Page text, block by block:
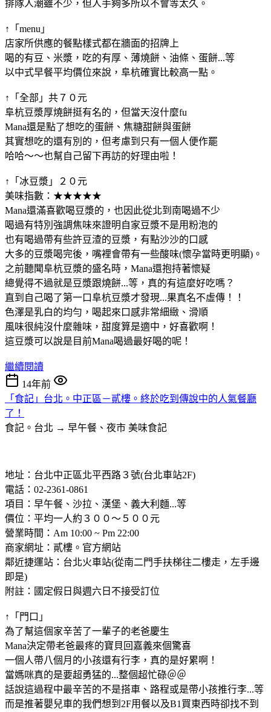
排隊人潮雖不少，但人手夠多所以不會等太久。
↑「menu」
店家所供應的餐點樣式都在牆面的招牌上
喝的有豆、米漿，吃的有厚、薄燒餅、油條、蛋餅...等
以中式早餐平均價位來說，阜杭確實比較高一點。
↑「全部」共７０元
阜杭豆漿厚燒餅挺有名的，但當天沒什麼fu
Mana還是點了想吃的蛋餅、焦糖甜餅與蛋餅
其實想吃的還有別的，但考慮到只有一個人便作罷
哈哈～～也幫自己留下再訪的好理由啦！
↑「冰豆漿」２０元
美味指數：★★★★★
Mana還滿喜歡喝豆漿的，也因此從北到南喝過不少
喝過有特別強調焦味來證明自家豆漿不是用粉泡的
也有喝過帶有些許豆渣的豆漿，有點沙沙的口感
大多的豆漿喝完後，嘴裡會帶有一些酸味(懷孕當時更明顯)。
之前聽聞阜杭豆漿的盛名時，Mana還抱持著懷疑
總覺得不過就是豆漿跟燒餅...等，真的有這麼好吃嗎？
直到自己喝了第一口阜杭豆漿才發現...果真名不虛傳！！
色澤是乳白的均勻，喝起來口感非常細緻、滑順
風味很純沒什麼雜味，甜度算是適中，好喜歡啊！
這豆漿可以說是目前Mana喝過最好喝的呢！
繼續閱讀
14年前
「食記」台北。中正區－貳樓。終於吃到傳說中的人氣餐廳
了！
食記。台北 → 早午餐、夜市 美味食記
地址：台北中正區北平西路３號(台北車站2F)
電話：02-2361-0861
項目：早午餐、沙拉、漢堡、義大利麵...等
價位：平均一人約３００～５００元
營業時間：Am 10:00 ~ Pm 22:00
商家網址：貳樓。官方網站
鄰近捷運站：台北火車站(從南二門手扶梯往二樓走，左手邊
即是)
附註：國定假日與週六日不接受訂位
↑「門口」
為了幫這個家辛苦了一輩子的老爸慶生
Mana決定帶老爸最疼的寶貝回嘉義來個驚喜
一個人帶八個月的小孩還有行李，真的是好累啊！
當媽咪真的是要超勇猛的...整個超忙碌＠＠
話說這過程中最辛苦的不是搭車、路程或是帶小孩推行李...等
而是推著嬰兒車的我們想到2F用餐以及B1買東西時卻找不到